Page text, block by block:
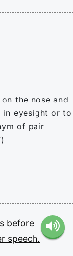
the nose and
in eyesight or to
of pair
before
speech.